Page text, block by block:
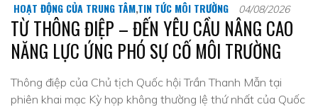
HOẠT ĐỘNG CỦA TRUNG TÂM,TIN TỨC MÔI TRƯỜNG 04/08/2026
TỪ THÔNG ĐIỆP – ĐẾN YÊU CẦU NÂNG CAO
NĂNG LỰC ỨNG PHÓ SỰ CỐ MÔI TRƯỜNG
Thông điệp của Chủ tịch Quốc hội Trần Thanh Mẫn tại
phiên khai mạc Kỳ họp không thường lệ thứ nhất của Quốc